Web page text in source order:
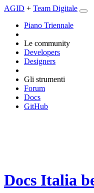
AGID + Team Digitale
Piano Triennale
Le community
Developers
Designers
Gli strumenti
Forum
Docs
GitHub
Docs Italia